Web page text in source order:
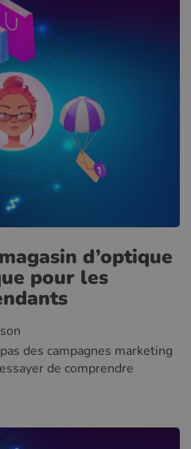
d’optique
pour les
des campagnes marketing
de comprendre